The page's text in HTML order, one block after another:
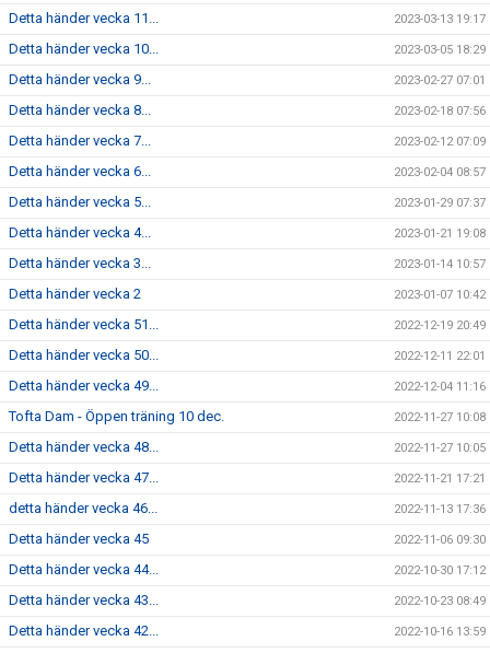
Detta händer vecka 11... 2023-03-13 19:17
Detta händer vecka 10... 2023-03-05 18:29
Detta händer vecka 9... 2023-02-27 07:01
Detta händer vecka 8... 2023-02-18 07:56
Detta händer vecka 7... 2023-02-12 07:09
Detta händer vecka 6... 2023-02-04 08:57
Detta händer vecka 5... 2023-01-29 07:37
Detta händer vecka 4... 2023-01-21 19:08
Detta händer vecka 3... 2023-01-14 10:57
Detta händer vecka 2 2023-01-07 10:42
Detta händer vecka 51... 2022-12-19 20:49
Detta händer vecka 50... 2022-12-11 22:01
Detta händer vecka 49... 2022-12-04 11:16
Tofta Dam - Öppen träning 10 dec. 2022-11-27 10:08
Detta händer vecka 48... 2022-11-27 10:05
Detta händer vecka 47... 2022-11-21 17:21
detta händer vecka 46... 2022-11-13 17:36
Detta händer vecka 45 2022-11-06 09:30
Detta händer vecka 44... 2022-10-30 17:12
Detta händer vecka 43... 2022-10-23 08:49
Detta händer vecka 42... 2022-10-16 13:59